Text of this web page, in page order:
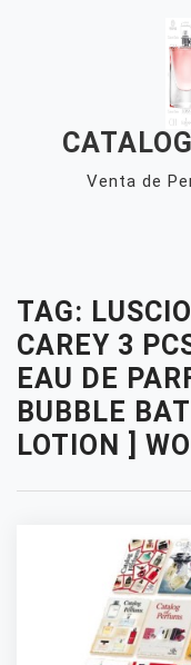
Venta de
TAG:
CAREY 3
EAU DE
BUBBLE
LOTION ]